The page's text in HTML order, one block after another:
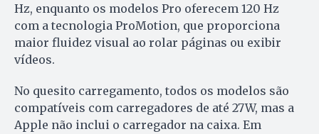
Hz, enquanto os modelos Pro oferecem 120 Hz
com a tecnologia ProMotion, que proporciona
maior fluidez visual ao rolar páginas ou exibir
vídeos.
No quesito carregamento, todos os modelos são
compatíveis com carregadores de até 27W, mas a
Apple não inclui o carregador na caixa. Em